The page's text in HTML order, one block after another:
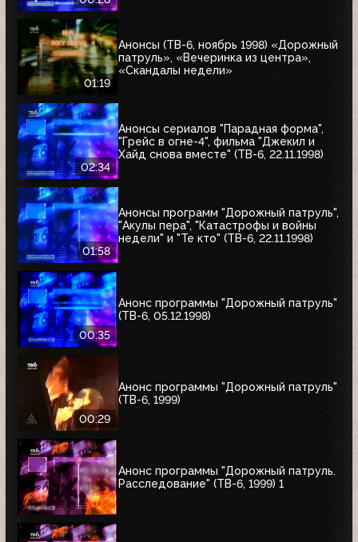
01:19
Анонсы (ТВ-6, ноябрь 1998) «Дорожный
патруль», «Вечеринка из центра»,
«Скандалы недели»
02:34
Анонсы сериалов "Парадная форма",
"Грейс в огне-4", фильма "Джекил и
Хайд снова вместе" (ТВ-6, 22.11.1998)
01:58
Анонсы программ "Дорожный патруль",
"Акулы пера", "Катастрофы и войны
недели" и "Те кто" (ТВ-6, 22.11.1998)
00:35
Анонс программы "Дорожный патруль"
(ТВ-6, 05.12.1998)
00:29
Анонс программы "Дорожный патруль"
(ТВ-6, 1999)
Анонс программы "Дорожный патруль.
Расследование" (ТВ-6, 1999) 1